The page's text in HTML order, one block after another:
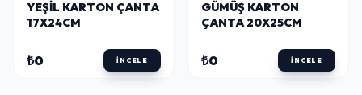
YEŞIL KARTON ÇANTA
17X24CM
₺0 İNCELE
GÜMÜŞ KARTON
ÇANTA 20X25CM
₺0 İNCELE